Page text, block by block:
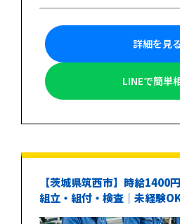
詳細を見る
LINEで簡単
【茨城県筑西市】時給1400
組立・組付・検査｜未経験